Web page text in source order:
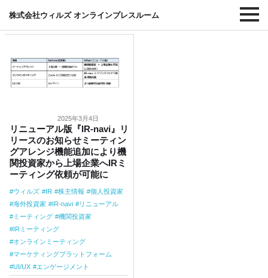
株式会社ウィルズ オンラインプレスルーム
#リニューアル
2025年3月4日
リニューアル版『IR-navi』リ
リースのお知らせミーティン
グアレンジ機能追加により機
関投資家から上場企業へIRミ
ーティング依頼が可能に
ウィルズ IR 株主情報
個人投資家
海外投資家
IR-navi
リニューアル
ミーティング
機関投資家
IRミーティング
オンラインミーティング
マーケティングプラットフォーム
UI/UX
エンゲージメント